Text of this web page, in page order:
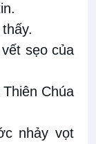
sẹo của
Chúa
nhảy vọt